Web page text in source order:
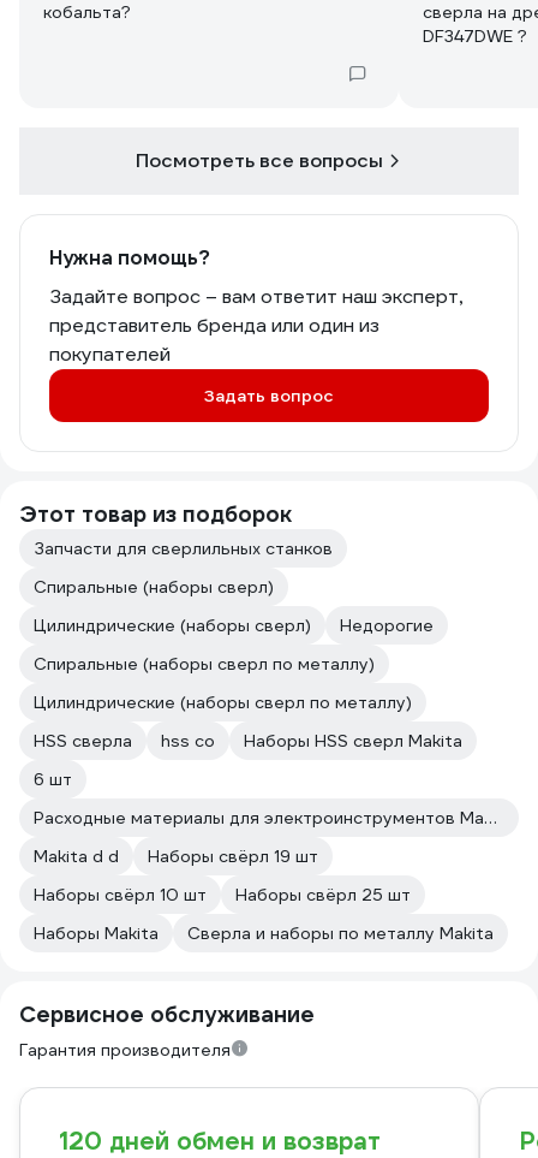
кобальта?
сверла на
DF347DWE ?
Посмотреть все вопросы
Нужна помощь?
Задайте вопрос – вам ответит наш эксперт,
представитель бренда или один из
покупателей
Задать вопрос
Этот товар из подборок
Запчасти для сверлильных станков
Спиральные (наборы сверл)
Цилиндрические (наборы сверл)
Недорогие
Спиральные (наборы сверл по металлу)
Цилиндрические (наборы сверл по металлу)
HSS сверла
hss co
Наборы HSS сверл Makita
6 шт
Расходные материалы для электроинструментов Makita
Makita d d
Наборы свёрл 19 шт
Наборы свёрл 10 шт
Наборы свёрл 25 шт
Наборы Makita
Сверла и наборы по металлу Makita
Сервисное обслуживание
Гарантия производителя
120 дней обмен и возврат